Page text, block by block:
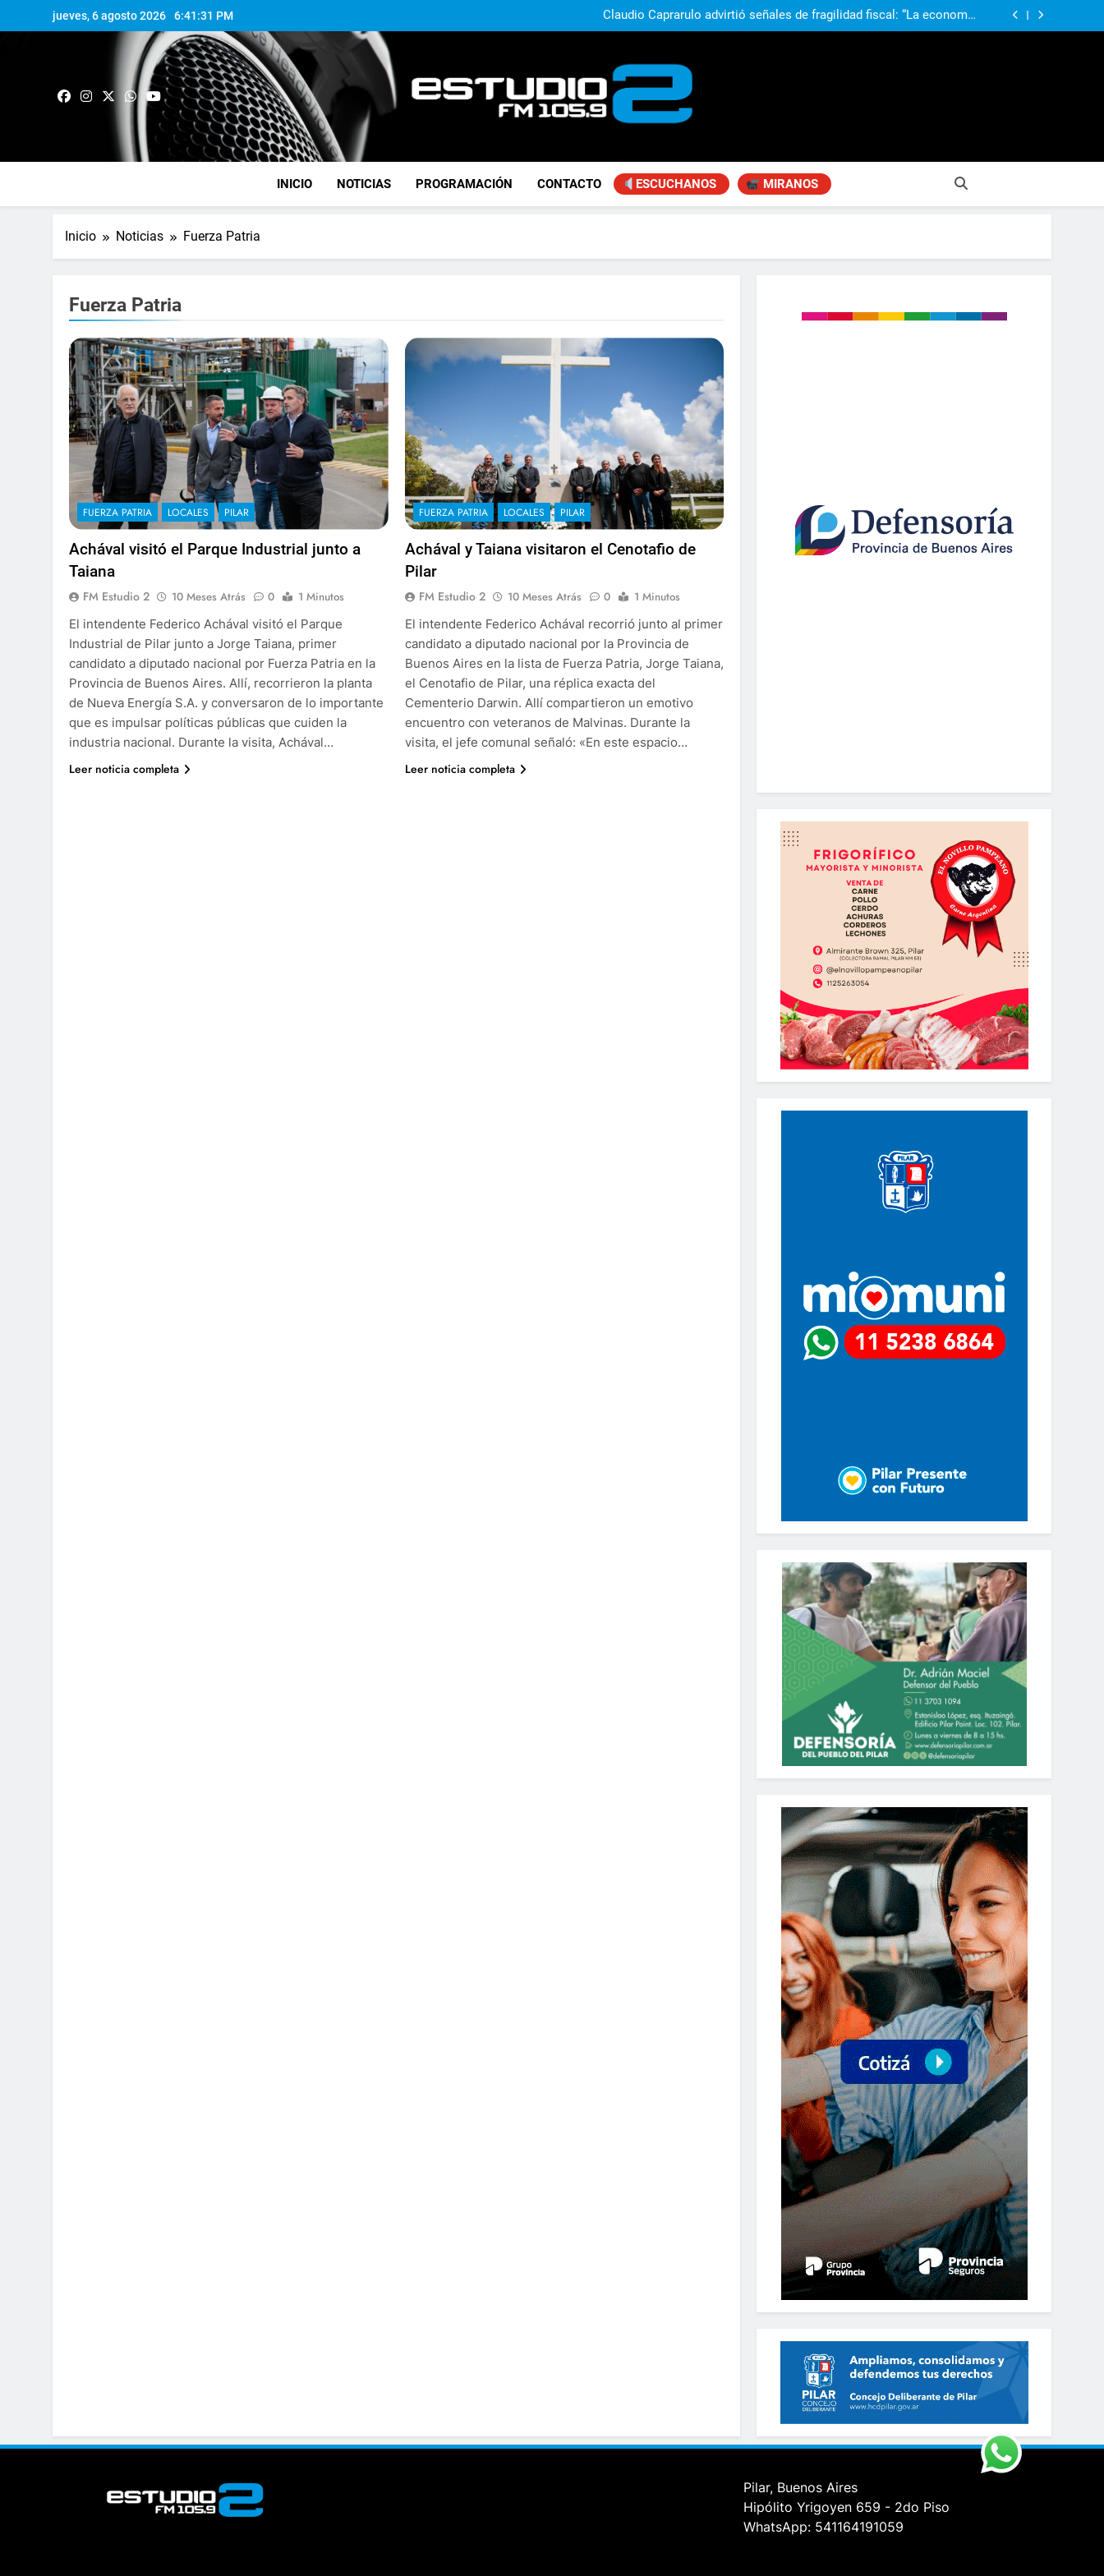
jueves, 6 agosto 2026 6:41:32 PM
muestra un problema que puede volver a generar déficit”
Carlos Linares afirmó que el Gobierno “tuvo que dar marcha atrás” con la
ley de tierras y advirtió un cambio de clima político entre los gobernadores
Paco Olveira cuestionó la visita de León XIV a la Argentina: “Hubiera
muestra un problema que puede volver a generar déficit”
Carlos Linares afirmó que el Gobierno “tuvo que dar marcha atrás” con la
ley de tierras y advirtió un cambio de clima político entre los gobernadores
Paco Olveira cuestionó la visita de León XIV a la Argentina: “Hubiera
FM Estudio 2
INICIO NOTICIAS PROGRAMACIÓN CONTACTO ESCUCHANOS MIRANOS
Inicio Noticias Fuerza Patria
Fuerza Patria
FUERZA PATRIA LOCALES PILAR
Achával visitó el Parque Industrial junto a
Taiana
FM Estudio 2 10 Meses Atrás 0
1 Minutos
El intendente Federico Achával visitó el Parque
Industrial de Pilar junto a Jorge Taiana, primer
candidato a diputado nacional por Fuerza Patria en la
Provincia de Buenos Aires. Allí, recorrieron la planta
de Nueva Energía S.A. y conversaron de lo importante
que es impulsar políticas públicas que cuiden la
industria nacional. Durante la visita, Achával…
Leer noticia completa
FUERZA PATRIA LOCALES PILAR
Achával y Taiana visitaron el Cenotafio de
Pilar
FM Estudio 2 10 Meses Atrás 0
1 Minutos
El intendente Federico Achával recorrió junto al primer
candidato a diputado nacional por la Provincia de
Buenos Aires en la lista de Fuerza Patria, Jorge Taiana,
el Cenotafio de Pilar, una réplica exacta del
Cementerio Darwin. Allí compartieron un emotivo
encuentro con veteranos de Malvinas. Durante la
visita, el jefe comunal señaló: «En este espacio…
Leer noticia completa
Pilar, Buenos Aires
Hipólito Yrigoyen 659 - 2do Piso
WhatsApp: 541164191059